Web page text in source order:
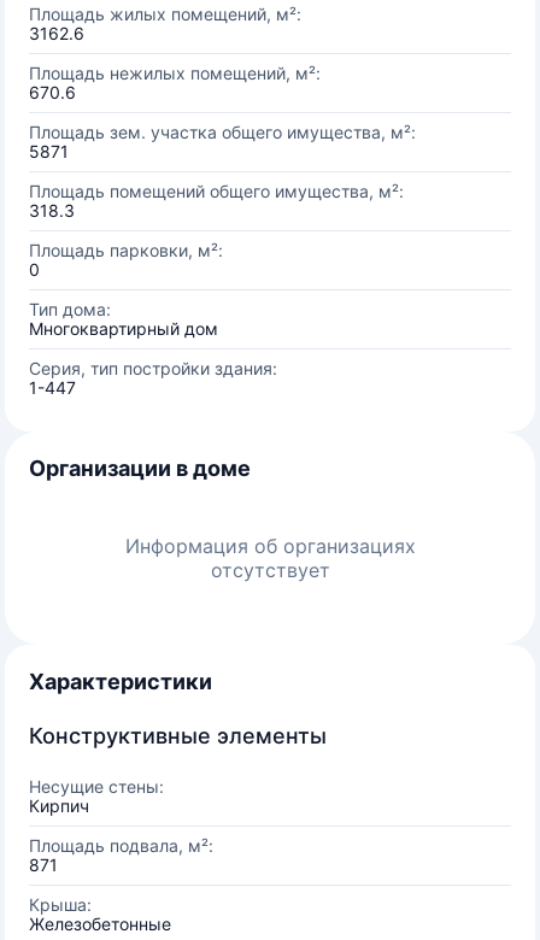
Площадь жилых помещений, м²:
3162.6
Площадь нежилых помещений, м²:
670.6
Площадь зем. участка общего имущества, м²:
5871
Площадь помещений общего имущества, м²:
318.3
Площадь парковки, м²:
0
Тип дома:
Многоквартирный дом
Серия, тип постройки здания:
1-447
Организации в доме
Информация об организациях
отсутствует
Характеристики
Конструктивные элементы
Несущие стены:
Кирпич
Площадь подвала, м²:
871
Крыша:
Железобетонные